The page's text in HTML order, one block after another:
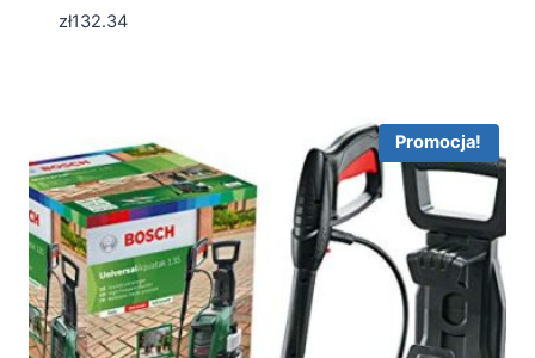
zł132.34
Promocja!